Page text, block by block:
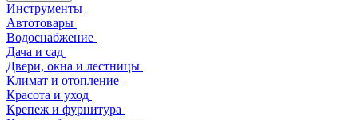
Инструменты
Автотовары
Водоснабжение
Дача и сад
Двери, окна и лестницы
Климат и отопление
Красота и уход
Крепеж и фурнитура